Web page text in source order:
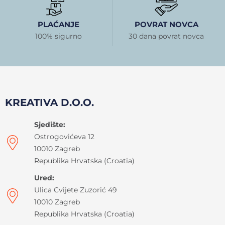
PLAĆANJE
100% sigurno
POVRAT NOVCA
30 dana povrat novca
KREATIVA D.O.O.
Sjedište:
Ostrogovićeva 12
10010 Zagreb
Republika Hrvatska (Croatia)
Ured:
Ulica Cvijete Zuzorić 49
10010 Zagreb
Republika Hrvatska (Croatia)